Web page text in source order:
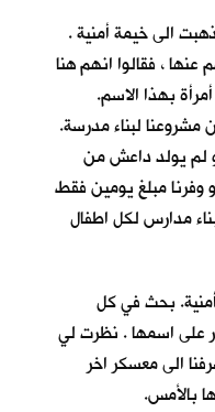
الى خيمة أمنية .
، فقالوا انهم هنا
بهذا الاسم.
لبناء مدرسة.
لم يولد داعش من
وفرنا مبلغ يومين فقط
مدارس لكل اطفال
بحث في كل
على اسمها . نظرت لي
الى معسكر اخر
بالأمس.